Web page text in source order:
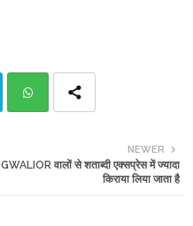
ats
NEWER
GWALIOR वालों से शताब्दी एक्सप्रेस में ज्यादा
किराया लिया जाता है